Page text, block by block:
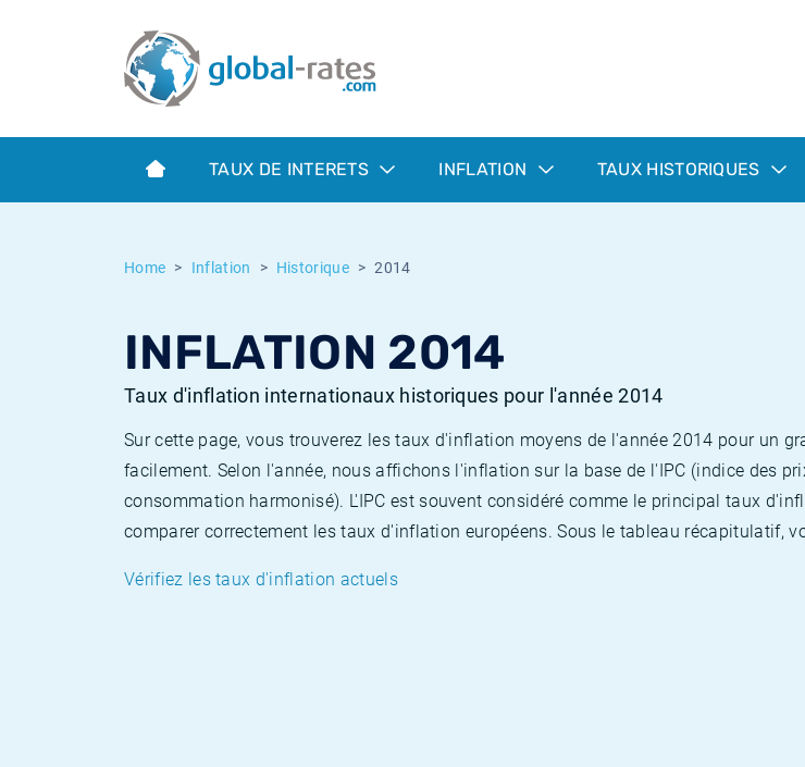
TAUX DE INTERETS INFLATION TAUX HISTORIQUES
Home Inflation Historique 2014
INFLATION 2014
Taux d'inflation internationaux historiques pour l'année 2014
Sur cette page, vous trouverez les taux d'inflation moyens de l'année 2014 pour un
facilement. Selon l'année, nous affichons l'inflation sur la base de l'IPC (indice des
consommation harmonisé). L'IPC est souvent considéré comme le principal taux
comparer correctement les taux d'inflation européens. Sous le tableau récapitulatif,
Vérifiez les taux d'inflation actuels
Term SOFR
Qu'est-ce que l'inflation IPC?
Qu'est-ce que l'inflation IPCH?
Taux Euribor historiques
Taux ESTER historiques
Taux d'inflation historiques
Calculateur d’inflation